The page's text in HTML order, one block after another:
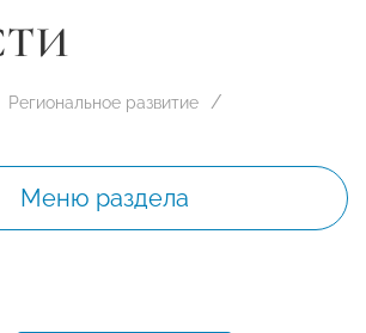
Региональное развитие
Меню раздела